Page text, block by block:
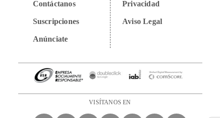
Contáctanos
Suscripciones
Anúnciate
Privacidad
Aviso Legal
VISÍTANOS EN